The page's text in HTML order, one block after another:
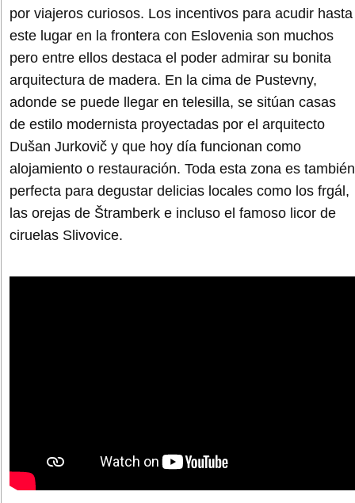
por viajeros curiosos. Los incentivos para acudir hasta
este lugar en la frontera con Eslovenia son muchos
pero entre ellos destaca el poder admirar su bonita
arquitectura de madera. En la cima de Pustevny,
adonde se puede llegar en telesilla, se sitúan casas
de estilo modernista proyectadas por el arquitecto
Dušan Jurkovič y que hoy día funcionan como
alojamiento o restauración. Toda esta zona es también
perfecta para degustar delicias locales como los frgál,
las orejas de Štramberk e incluso el famoso licor de
ciruelas Slivovice.